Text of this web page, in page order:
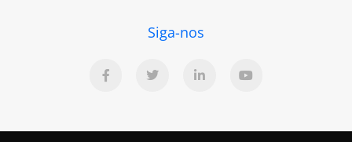
Siga-nos